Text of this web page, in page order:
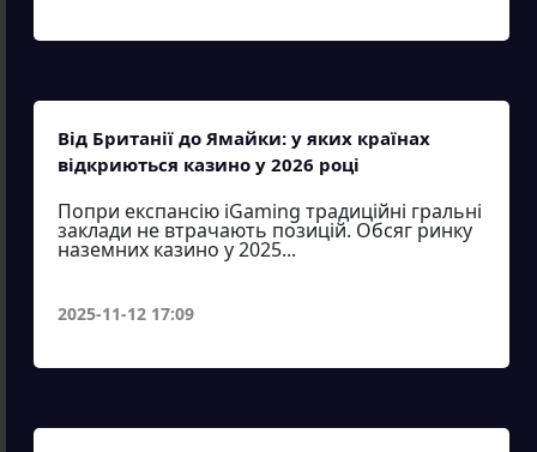
Від Британії до Ямайки: у яких країнах
відкриються казино у 2026 році
Попри експансію iGaming традиційні гральні
заклади не втрачають позицій. Обсяг ринку
наземних казино у 2025...
2025-11-12 17:09